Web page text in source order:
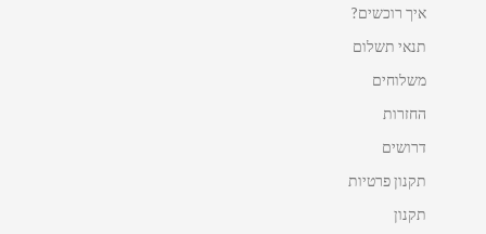
איך רוכשים?
תנאי תשלום
משלוחים
החזרות
דרושים
תקנון פרטיות
תקנון